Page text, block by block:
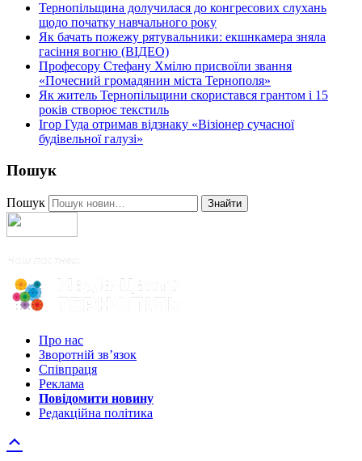
Тернопільщина долучилася до конгресових слухань
щодо початку навчального року
Як бачать пожежу рятувальники: екшнкамера зняла
гасіння вогню (ВІДЕО)
Професору Стефану Хмілю присвоїли звання
«Почесний громадянин міста Тернополя»
Як житель Тернопільщини скористався грантом і 15
років створює текстиль
Ігор Гуда отримав відзнаку «Візіонер сучасної
будівельної галузі»
Пошук
Пошук Знайти
Про нас
Зворотній зв’язок
Співпраця
Реклама
Повідомити новину
Редакційна політика